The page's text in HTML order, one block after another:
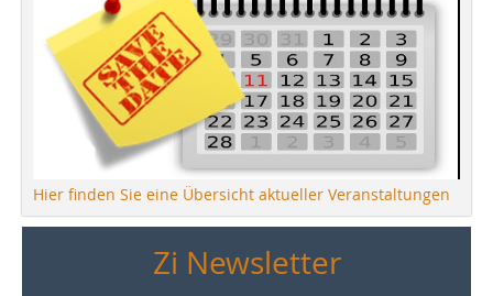
Hier finden Sie eine Übersicht aktueller Veranstaltungen
Zi Newsletter